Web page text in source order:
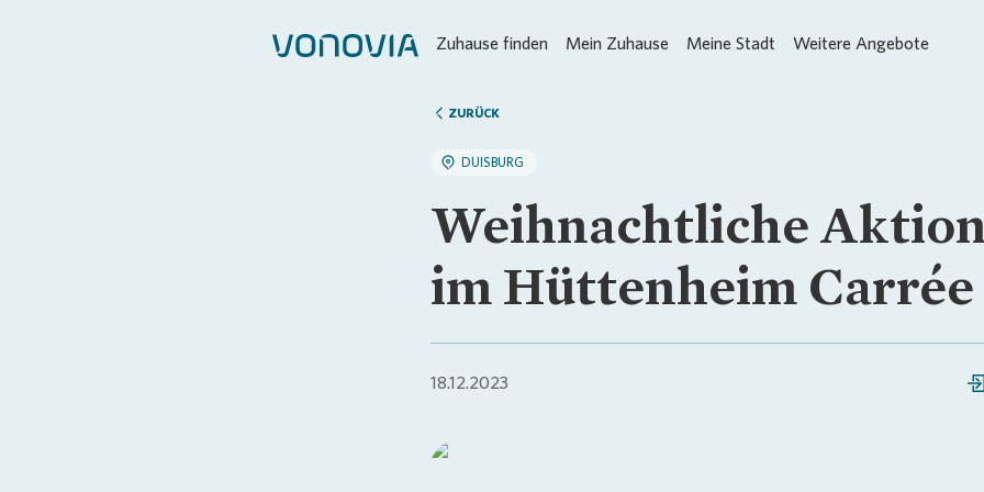
Zuhause finden Mein Zuhause Meine Stadt Weitere Angebote
ZURÜCK
DUISBURG
Weihnachtliche
im Hüttenheim Carrée
18.12.2023